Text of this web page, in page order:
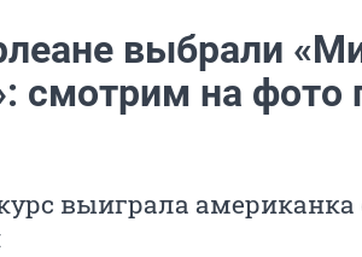
выбрали
смотрим на фото
выиграла